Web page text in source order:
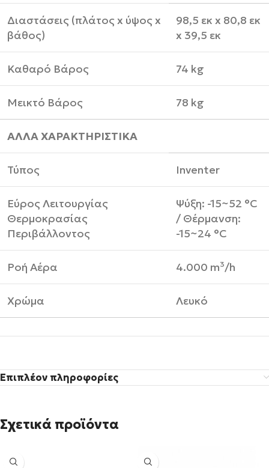
Διαστάσεις (πλάτος x ύψος x
βάθος)
98,5 εκ x 80,8 εκ
x 39,5 εκ
Καθαρό Βάρος 74 kg
Μεικτό Βάρος 78 kg
ΑΛΛΑ ΧΑΡΑΚΤΗΡΙΣΤΙΚΑ
Τύπος Inventer
Εύρος Λειτουργίας
Θερμοκρασίας
Περιβάλλοντος
Ψύξη: -15~52 °C
/ Θέρμανση:
-15~24 °C
Ροή Αέρα 4.000 m³/h
Χρώμα Λευκό
Επιπλέον πληροφορίες
Σχετικά προϊόντα